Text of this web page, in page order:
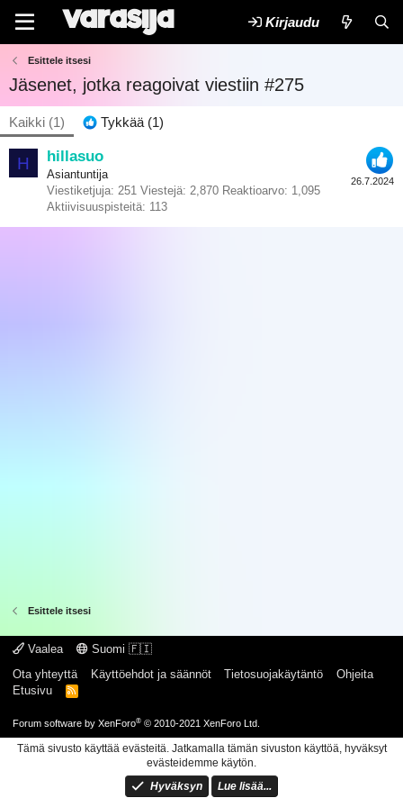
Kirjaudu
Esittele itsesi
Jäsenet, jotka reagoivat viestiin #275
Kaikki (1) Tykkää (1)
H
26.7.2024
hillasuo
Asiantuntija
Viestiketjuja 251 Viestejä 2,870 Reaktioarvo 1,095
Aktiivisuuspisteitä 113
Esittele itsesi
Vaalea
Suomi 🇫🇮
Ota yhteyttä
Käyttöehdot ja säännöt Tietosuojakäytäntö
Ohjeita
Etusivu
R
Forum software by XenForo® © 2010-2021 XenForo Ltd.
Tämä sivusto käyttää evästeitä. Jatkamalla tämän sivuston käyttöä, hyväksyt
evästeidemme käytön.
Hyväksyn
Lue lisää...